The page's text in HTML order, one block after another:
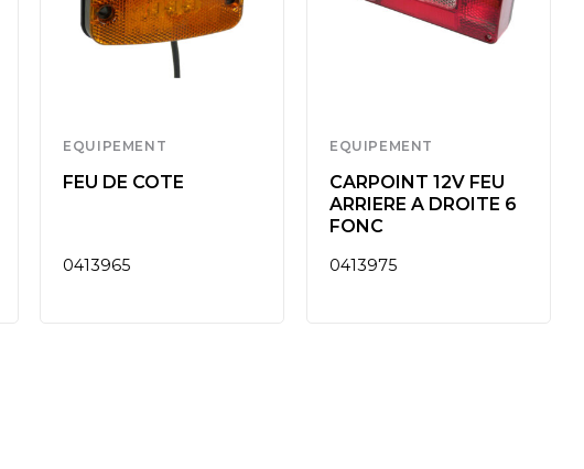
EQUIPEMENT
FEU DE COTE
0413965
EQUIPEMENT
CARPOINT 12V FEU
ARRIERE A DROITE 6
FONC
0413975